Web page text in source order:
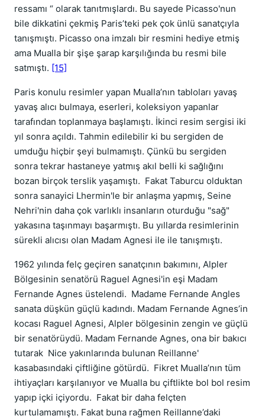
ressamı “ olarak tanıtmışlardı. Bu sayede Picasso'nun
bile dikkatini çekmiş Paris’teki pek çok ünlü sanatçıyla
tanışmıştı. Picasso ona imzalı bir resmini hediye etmiş
ama Mualla bir şişe şarap karşılığında bu resmi bile
satmıştı. [15]
Paris konulu resimler yapan Mualla’nın tabloları yavaş
yavaş alıcı bulmaya, eserleri, koleksiyon yapanlar
tarafından toplanmaya başlamıştı. İkinci resim sergisi iki
yıl sonra açıldı. Tahmin edilebilir ki bu sergiden de
umduğu hiçbir şeyi bulmamıştı. Çünkü bu sergiden
sonra tekrar hastaneye yatmış akıl belli ki sağlığını
bozan birçok terslik yaşamıştı. Fakat Taburcu olduktan
sonra sanayici Lhermin'le bir anlaşma yapmış, Seine
Nehri'nin daha çok varlıklı insanların oturduğu "sağ"
yakasına taşınmayı başarmıştı. Bu yıllarda resimlerinin
sürekli alıcısı olan Madam Agnesi ile ile tanışmıştı.
1962 yılında felç geçiren sanatçının bakımını, Alpler
Bölgesinin senatörü Raguel Agnesi'in eşi Madam
Fernande Agnes üstelendi. Madame Fernande Angles
sanata düşkün güçlü kadındı. Madam Fernande Agnes’in
kocası Raguel Agnesi, Alpler bölgesinin zengin ve güçlü
bir senatörüydü. Madam Fernande Agnes, ona bir bakıcı
tutarak Nice yakınlarında bulunan Reillanne'
kasabasındaki çiftliğine götürdü. Fikret Mualla’nın tüm
ihtiyaçları karşılanıyor ve Mualla bu çiftlikte bol bol resim
yapıp içki içiyordu. Fakat bir daha felçten
kurtulamamıştı. Fakat buna rağmen Reillanne’daki